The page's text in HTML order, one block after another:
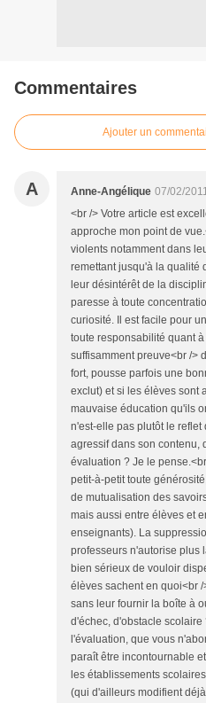
Commentaires
Ajouter un
A Anne-Angélique 07/02/
<br /> Votre article est
approche mon point de
violents notamment dans
remettant jusqu'à la qualité
leur désintérêt de la
paresse à toute
curiosité. Il est facile pour
toute responsabilité quant
suffisamment preuve<br />
fort, pousse parfois une
exclut) et si les élèves sont
mauvaise éducation qu'ils
n'est-elle pas plutôt le
agressif dans son contenu,
évaluation ? Je le
petit-à-petit toute
de mutualisation des
mais aussi entre élèves et
enseignants). La
professeurs n'autorise plus
bien sérieux de vouloir
élèves sachent en quoi<br
sans leur fournir la boîte à
d'échec, d'obstacle
l'évaluation, que vous
paraît être incontournable
les établissements
(qui d'ailleurs modifient